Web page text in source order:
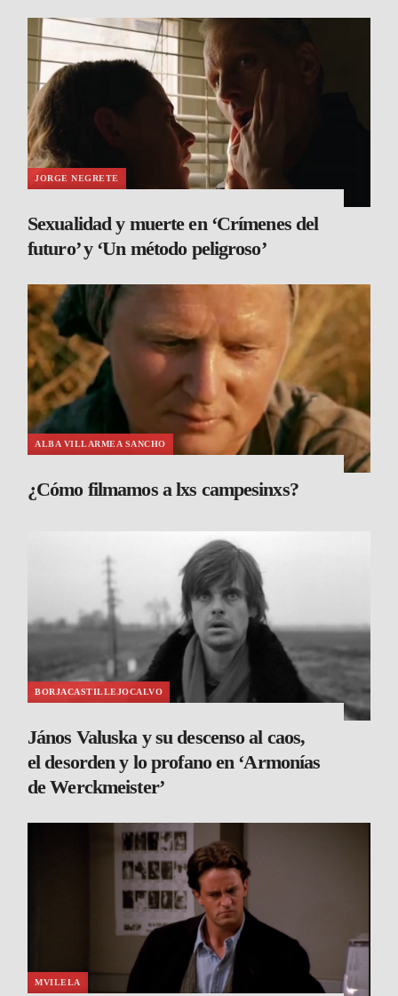
JORGE NEGRETE
Sexualidad y muerte en ‘Crímenes del
futuro’ y ‘Un método peligroso’
ALBA VILLARMEA SANCHO
¿Cómo filmamos a lxs campesinxs?
BORJACASTILLEJOCALVO
János Valuska y su descenso al caos,
el desorden y lo profano en ‘Armonías
de Werckmeister’
MVILELA